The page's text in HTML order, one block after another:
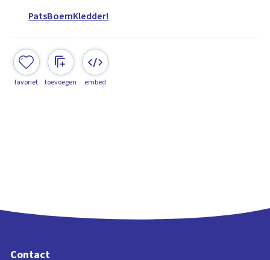
PatsBoemKledder!
favoriet toevoegen embed
Contact